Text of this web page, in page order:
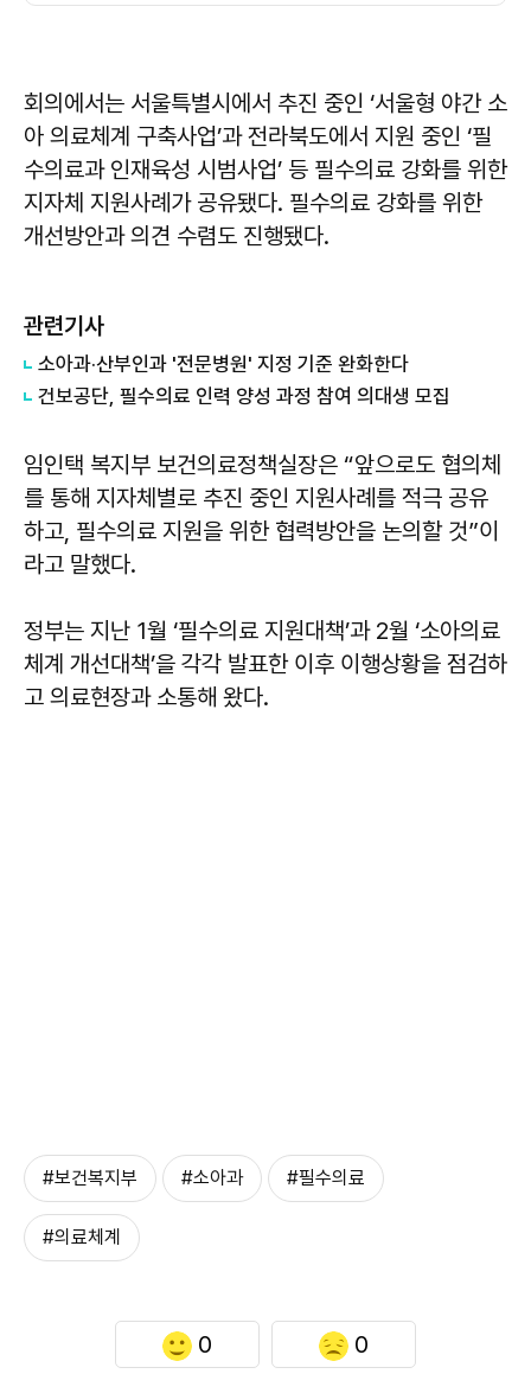
회의에서는 서울특별시에서 추진 중인 ‘서울형 야간 소
아 의료체계 구축사업’과 전라북도에서 지원 중인 ‘필
수의료과 인재육성 시범사업’ 등 필수의료 강화를 위한
지자체 지원사례가 공유됐다. 필수의료 강화를 위한
개선방안과 의견 수렴도 진행됐다.
관련기사
​소아과·산부인과 '전문병원' 지정 기준 완화한다
건보공단, 필수의료 인력 양성 과정 참여 의대생 모집
임인택 복지부 보건의료정책실장은 “앞으로도 협의체
를 통해 지자체별로 추진 중인 지원사례를 적극 공유
하고, 필수의료 지원을 위한 협력방안을 논의할 것”이
라고 말했다.
정부는 지난 1월 ‘필수의료 지원대책’과 2월 ‘소아의료
체계 개선대책’을 각각 발표한 이후 이행상황을 점검하
고 의료현장과 소통해 왔다.
#보건복지부 #소아과 #필수의료
#의료체계
0 0